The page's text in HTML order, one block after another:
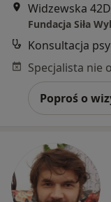
Widzewska
Fundacja Siła
Konsultacja
Poproś o